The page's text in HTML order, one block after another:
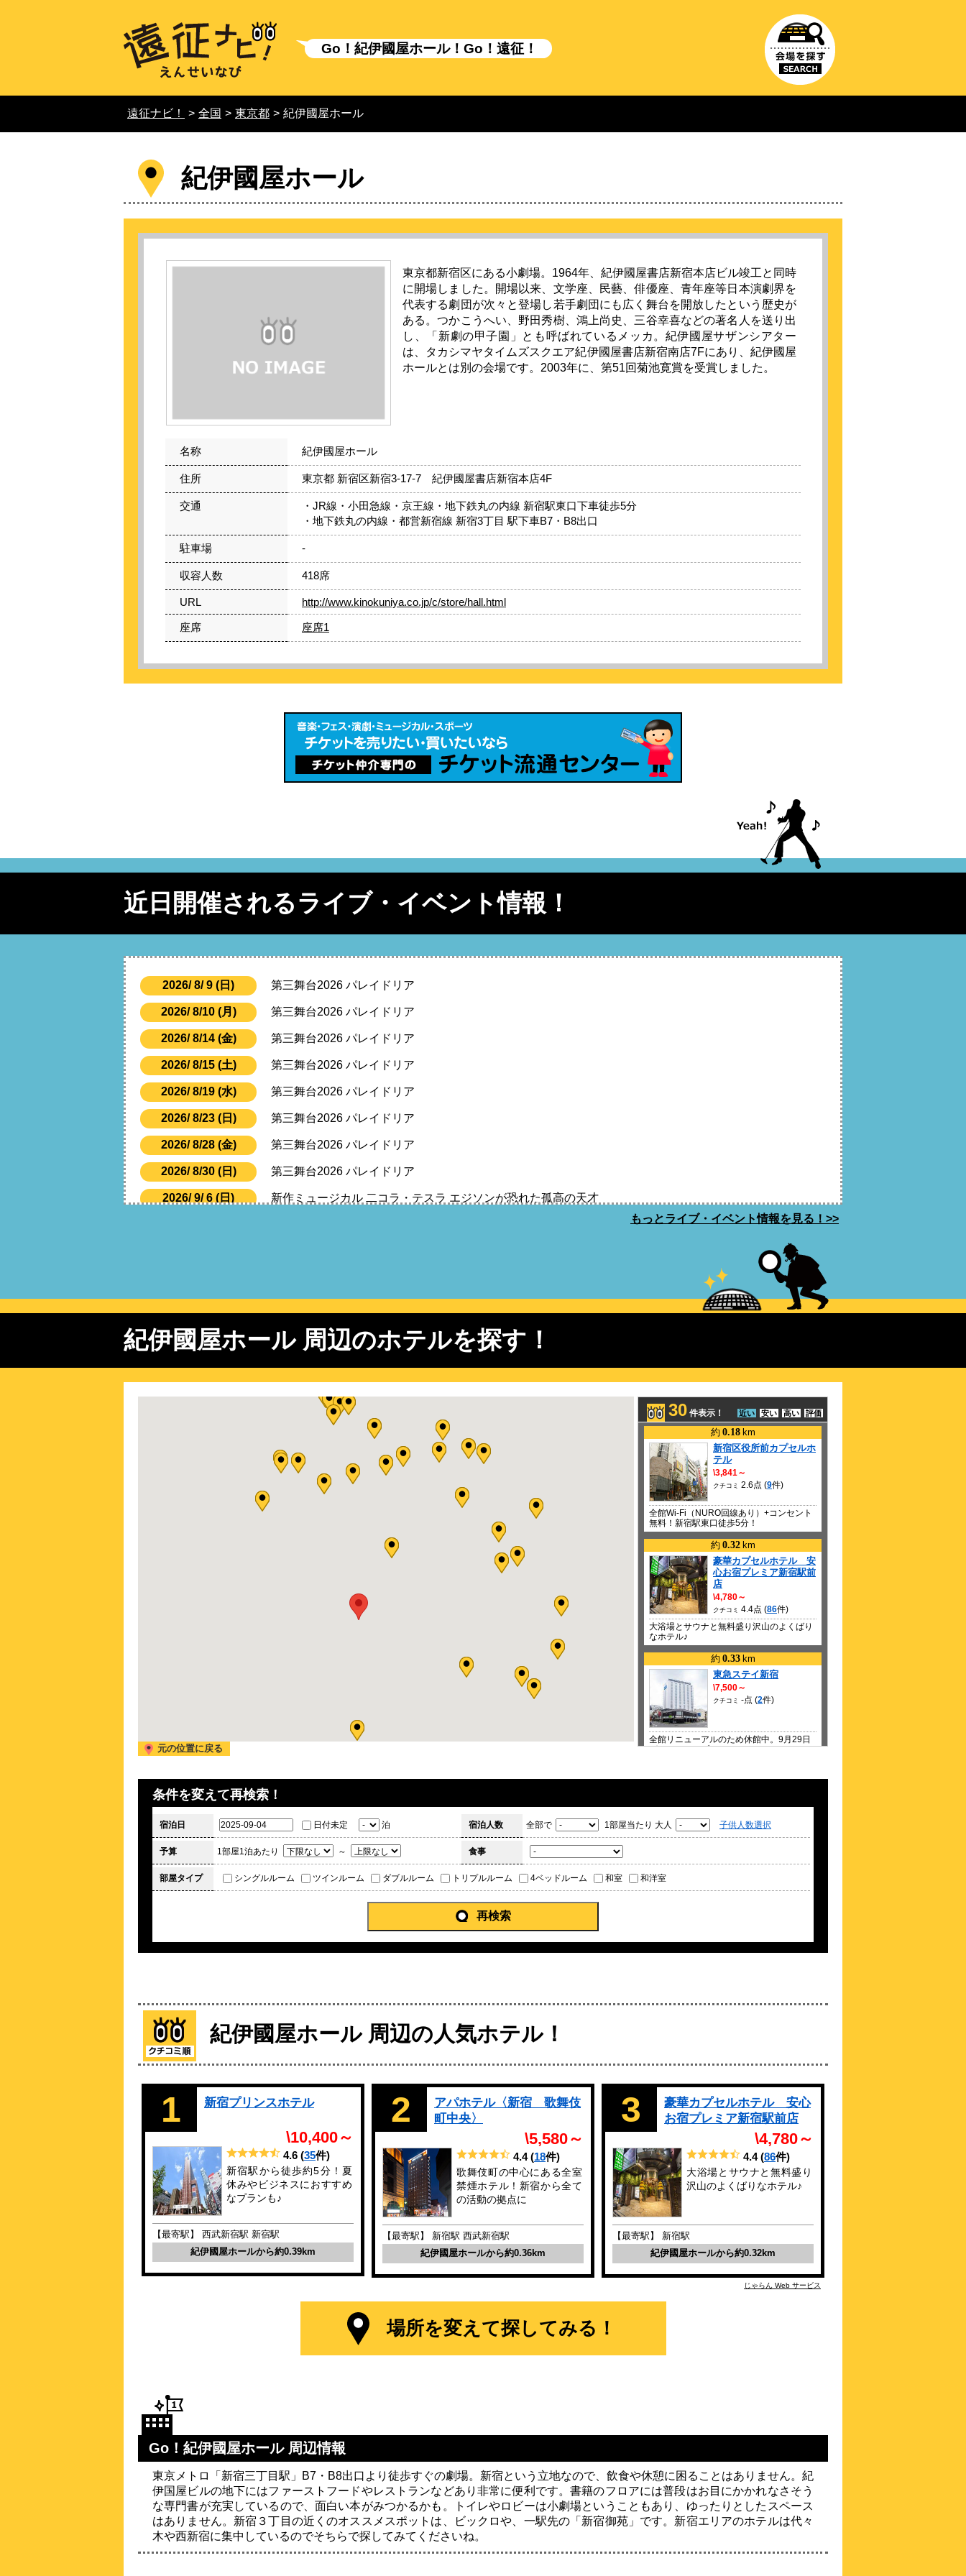
Go！紀伊國屋ホール！Go！遠征！
遠征ナビ！ > 全国 > 東京都 > 紀伊國屋ホール
紀伊國屋ホール
東京都新宿区にある小劇場。1964年、紀伊國屋書店新宿本店ビル竣工と同時
に開場しました。開場以来、文学座、民藝、俳優座、青年座等日本演劇界を
代表する劇団が次々と登場し若手劇団にも広く舞台を開放したという歴史が
ある。つかこうへい、野田秀樹、鴻上尚史、三谷幸喜などの著名人を送り出
し、「新劇の甲子園」とも呼ばれているメッカ。紀伊國屋サザンシアター
は、タカシマヤタイムズスクエア紀伊國屋書店新宿南店7Fにあり、紀伊國屋
ホールとは別の会場です。2003年に、第51回菊池寛賞を受賞しました。
名称 紀伊國屋ホール
住所 東京都 新宿区新宿3-17-7 紀伊國屋書店新宿本店4F
交通
・JR線・小田急線・京王線・地下鉄丸の内線 新宿駅東口下車徒歩5分
・地下鉄丸の内線・都営新宿線 新宿3丁目 駅下車B7・B8出口
駐車場 -
収容人数 418席
URL http://www.kinokuniya.co.jp/c/store/hall.html
座席 座席1
近日開催されるライブ・イベント情報！
2026/ 8/ 9 (日) 第三舞台2026 パレイドリア
2026/ 8/10 (月) 第三舞台2026 パレイドリア
2026/ 8/14 (金) 第三舞台2026 パレイドリア
2026/ 8/15 (土) 第三舞台2026 パレイドリア
2026/ 8/19 (水) 第三舞台2026 パレイドリア
2026/ 8/23 (日) 第三舞台2026 パレイドリア
2026/ 8/28 (金) 第三舞台2026 パレイドリア
2026/ 8/30 (日) 第三舞台2026 パレイドリア
2026/ 9/ 6 (日) 新作ミュージカル 二コラ・テスラ エジソンが恐れた孤高の天才
2026/ 9/21 (月) 新作ミュージカル 二コラ・テスラ エジソンが恐れた孤高の天才
新作ミュージカル 二コラ・テスラ エジソンが恐れた孤高の天才
2026/ 9/28 (月) 新作ミュージカル 二コラ・テスラ エジソンが恐れた孤高の天才
もっとライブ・イベント情報を見る！>>
紀伊國屋ホール 周辺のホテルを探す！
元の位置に戻る
30 件表示！ 近い 安い 高い 評価
約 0.18 km
新宿区役所前カプセルホ
テル
\3,841～
クチコミ 2.6点 (9件)
全館Wi-Fi（NURO回線あり）+コンセント
無料！新宿駅東口徒歩5分！
約 0.32 km
豪華カプセルホテル 安
心お宿プレミア新宿駅前
店
\4,780～
クチコミ 4.4点 (86件)
大浴場とサウナと無料盛り沢山のよくばり
なホテル♪
約 0.33 km
東急ステイ新宿
\7,500～
クチコミ -点 (2件)
全館リニューアルのため休館中。9月29日
グランドオープン！
ジラヘッドがあるホテル
におすすめなプランも♪
約 0.39 km
ホテルアマネク新宿歌舞
\10,174～
-点 ( 1件)
お陰様で二周年 2024.11 朝食新メニ
ュー
約 0.4 km
ィアイン新宿
\4,700～
クチコミ4.4点 (18件)
新宿三丁目駅から徒歩3分！地下鉄利用で
約 0.42 km
\5,580～
クチコミ4.0点 (64件)
新宿駅から1番近いアパホテル（全室禁
煙）！
約 0.43 km
条件を変えて再検索！
宿泊日 日付未定 泊 宿泊人数 全部で 1部屋当たり 大人 子供人数選択
予算 1部屋1泊あたり ～ 食事
部屋タイプ シングルルーム ツインルーム ダブルルーム トリプルルーム 4ベッドルーム 和室 和洋室
再検索
紀伊國屋ホール 周辺の人気ホテル！
1 新宿プリンスホテル
\10,400～
4.6 (35件)
新宿駅から徒歩約5分！夏
休みやビジネスにおすすめ
なプランも♪
【最寄駅】 西武新宿駅 新宿駅
紀伊國屋ホールから約0.39km
2
アパホテル〈新宿 歌舞伎
町中央〉
\5,580～
4.4 (18件)
歌舞伎町の中心にある全室
禁煙ホテル！新宿から全て
の活動の拠点に
【最寄駅】 新宿駅 西武新宿駅
紀伊國屋ホールから約0.36km
3
豪華カプセルホテル 安心
お宿プレミア新宿駅前店
\4,780～
4.4 (86件)
大浴場とサウナと無料盛り
沢山のよくばりなホテル♪
【最寄駅】 新宿駅
紀伊國屋ホールから約0.32km
じゃらん Web サービス
場所を変えて探してみる！
Go！紀伊國屋ホール 周辺情報
東京メトロ「新宿三丁目駅」B7・B8出口より徒歩すぐの劇場。新宿という立地なので、飲食や休憩に困ることはありません。紀
伊国屋ビルの地下にはファーストフードやレストランなどあり非常に便利です。書籍のフロアには普段はお目にかかれなさそう
な専門書が充実しているので、面白い本がみつかるかも。トイレやロビーは小劇場ということもあり、ゆったりとしたスペース
はありません。新宿３丁目の近くのオススメスポットは、ビックロや、一駅先の「新宿御苑」です。新宿エリアのホテルは代々
木や西新宿に集中しているのでそちらで探してみてくださいね。